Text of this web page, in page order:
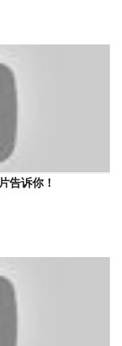
告诉你！